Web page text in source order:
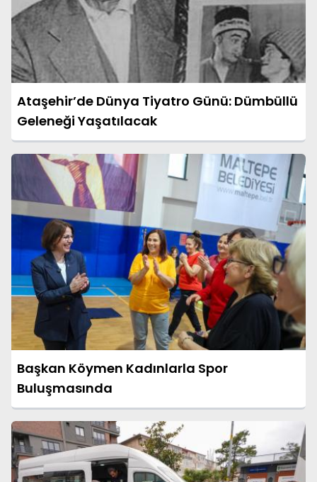
Ataşehir’de Dünya Tiyatro Günü: Dümbüllü
Geleneği Yaşatılacak
Başkan Köymen Kadınlarla Spor
Buluşmasında